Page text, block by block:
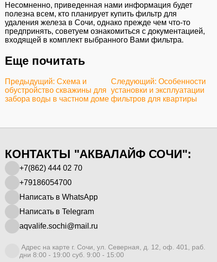
Несомненно, приведенная нами информация будет
полезна всем, кто планирует купить фильтр для
удаления железа в Сочи, однако прежде чем что-то
предпринять, советуем ознакомиться с документацией,
входящей в комплект выбранного Вами фильтра.
Еще почитать
Следующий: Особенности
установки и эксплуатации
фильтров для квартиры
Предыдущий: Схема и
обустройство скважины для
забора воды в частном доме
КОНТАКТЫ "АКВАЛАЙФ СОЧИ":
+7(862) 444 02 70
+79186054700
Написать в WhatsApp
Написать в Telegram
aqvalife.sochi@mail.ru
Адрес на карте г. Сочи, ул. Северная, д. 12, оф. 401, раб.
дни 8:00 - 19:00 суб. 9:00 - 15:00